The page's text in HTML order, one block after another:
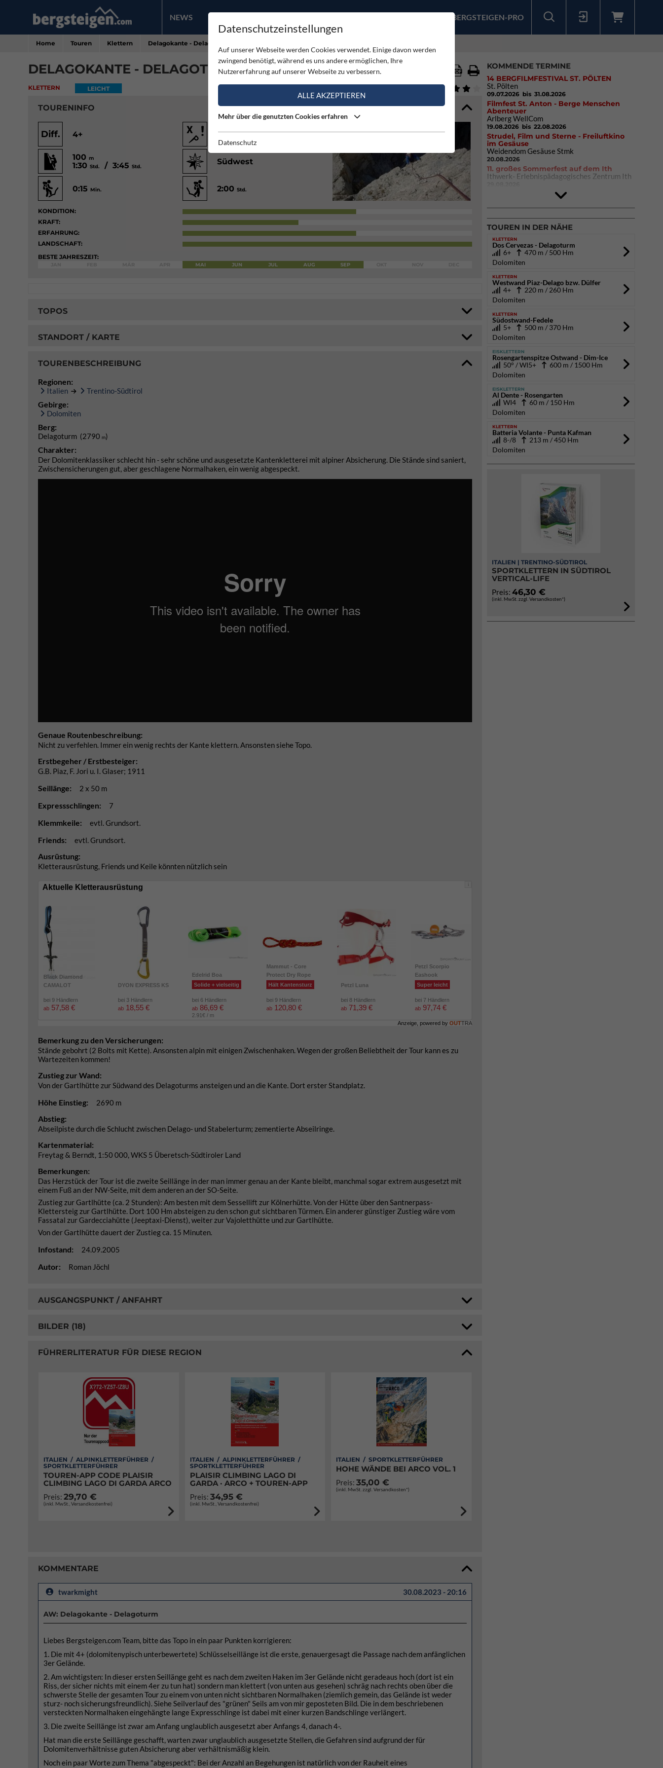
NEWS PRODUKTE BERGSTEIGEN-PRO
Home Touren Klettern Delagokante - Delagoturm
DELAGOKANTE - DELAGOTURM
KLETTERN LEICHT
TOURENINFO
Diff. 4+ Alpin
100m
1:30Std. / 3:45Std.
Südwest
0:15 Min. 2:00Std.
KONDITION:
KRAFT:
ERFAHRUNG:
LANDSCHAFT:
BESTE JAHRESZEIT:
MAI JUN JUL AUG SEP
TOPOS
STANDORT / KARTE
TOURENBESCHREIBUNG
Regionen:
Italien Trentino-Südtirol
Gebirge:
Dolomiten
Berg:
Delagoturm (2790 m)
Charakter:
Der Dolomitenklassiker schlecht hin - sehr schöne und ausgesetzte Kantenkletterei mit alpiner Absicherung. Die Stände sind saniert,
Zwischensicherungen gut, aber geschlagene Normalhaken, ein wenig abgespeckt.
Genaue Routenbeschreibung:
Nicht zu verfehlen. Immer ein wenig rechts der Kante klettern. Ansonsten siehe Topo.
Erstbegeher / Erstbesteiger:
G.B. Piaz, F. Jori u. I. Glaser; 1911
Seillänge: 2 x 50 m
Expressschlingen: 7
Klemmkeile: evtl. Grundsort.
Friends: evtl. Grundsort.
Ausrüstung:
Kletterausrüstung, Friends und Keile könnten nützlich sein
i
Aktuelle Kletterausrüstung
Black Diamond
CAMALOT
bei 9 Händlern
ab 57,58 €
DYON EXPRESS KS
bei 3 Händlern
ab 18,55 €
Edelrid Boa
Solide + vielseitig
bei 6 Händlern
ab 86,69 €
2.91€ / m
Mammut - Core
Protect Dry Rope
Hält Kantensturz
bei 9 Händlern
ab 120,80 €
Petzl Luna
bei 8 Händlern
ab 71,39 €
Petzl Scorpio
Eashook
Super leicht
bei 7 Händlern
ab 97,74 €
Anzeige, powered by OUTTRA
Bemerkung zu den Versicherungen:
Stände gebohrt (2 Bolts mit Kette). Ansonsten alpin mit einigen Zwischenhaken. Wegen der großen Beliebtheit der Tour kann es zu
Wartezeiten kommen!
Zustieg zur Wand:
Von der Gartlhütte zur Südwand des Delagoturms ansteigen und an die Kante. Dort erster Standplatz.
Höhe Einstieg: 2690 m
Abstieg:
Abseilpiste durch die Schlucht zwischen Delago- und Stabelerturm; zementierte Abseilringe.
Kartenmaterial:
Freytag & Berndt, 1:50 000, WKS 5 Überetsch-Südtiroler Land
Bemerkungen:
Das Herzstück der Tour ist die zweite Seillänge in der man immer genau an der Kante bleibt, manchmal sogar extrem ausgesetzt mit
einem Fuß an der NW-Seite, mit dem anderen an der SO-Seite.
Zustieg zur Gartlhütte (ca. 2 Stunden): Am besten mit dem Sessellift zur Kölnerhütte. Von der Hütte über den Santnerpass-
Klettersteig zur Gartlhütte. Dort 100 Hm absteigen zu den schon gut sichtbaren Türmen. Ein anderer günstiger Zustieg wäre vom
Fassatal zur Gardecciahütte (Jeeptaxi-Dienst), weiter zur Vajoletthütte und zur Gartlhütte.
Von der Gartlhütte dauert der Zustieg ca. 15 Minuten.
Infostand: 24.09.2005
Autor: Roman Jöchl
AUSGANGSPUNKT / ANFAHRT
BILDER (18)
FÜHRERLITERATUR FÜR DIESE REGION
ITALIEN / ALPINKLETTERFÜHRER /
SPORTKLETTERFÜHRER
TOUREN-APP CODE PLAISIR
CLIMBING LAGO DI GARDA ARCO
Preis: 29,70 €
(inkl. MwSt., Versandkostenfrei)
ITALIEN / ALPINKLETTERFÜHRER /
SPORTKLETTERFÜHRER
PLAISIR CLIMBING LAGO DI
GARDA · ARCO + TOUREN-APP
Preis: 34,95 €
(inkl. MwSt., Versandkostenfrei)
ITALIEN / SPORTKLETTERFÜHRER
HOHE WÄNDE BEI ARCO VOL. 1
Preis:35,00 €
(inkl. MwSt. zzgl. Versandkosten*)
KOMMENTARE
twarkmight 30.08.2023 - 20:16
AW: Delagokante - Delagoturm
Liebes Bergsteigen.com Team, bitte das Topo in ein paar Punkten korrigieren:
1. Die mit 4+ (dolomitenypisch unterbewertete) Schlüsselseillänge ist die erste, genauergesagt die Passage nach dem anfänglichen
3er Gelände.
2. Am wichtigsten: In dieser ersten Seillänge geht es nach dem zweiten Haken im 3er Gelände nicht geradeaus hoch (dort ist ein
Riss, der sicher nichts mit einem 4er zu tun hat) sondern man klettert (von unten aus gesehen) schräg nach rechts oben über die
schwerste Stelle der gesamten Tour zu einem von unten nicht sichtbaren Normalhaken (ziemlich gemein, das Gelände ist weder
sturz- noch sicherungsfreundlich). Siehe Seilverlauf des "grünen" Seils am von mir geposteten Bild. Die in dem beschriebenen
versteckten Normalhaken eingehängte lange Expresschlinge ist dabei mit einer kurzen Bandschlinge verlängert.
3. Die zweite Seillänge ist zwar am Anfang unglaublich ausgesetzt aber Anfangs 4, danach 4-.
Hat man die erste Seillänge geschafft, warten zwar unglaublich ausgesetzte Stellen, die Gefahren sind aufgrund der für
Dolomitenverhältnisse guten Absicherung aber verhältnismäßig klein.
Noch ein paar Worte zum Thema "abgespeckt": Bei der Anzahl an Begehungen ist natürlich von der Rauheit eines
KOMMENDE TERMINE
14 BERGFILMFESTIVAL ST. PÖLTEN
St. Pölten
09.07.2026 bis 31.08.2026
Filmfest St. Anton - Berge Menschen
Abenteuer
Arlberg WellCom
19.08.2026 bis 22.08.2026
Strudel, Film und Sterne - Freiluftkino
im Gesäuse
Weidendom Gesäuse Stmk
20.08.2026
11. großes Sommerfest auf dem Ith
Ithwerk- Erlebnispädagogisches Zentrum Ith
02.10.2026bis 04.10.2026
TOUREN IN DER NÄHE
KLETTERN
Dos Cervezas - Delagoturm
6+
470 m / 500 Hm
Dolomiten
KLETTERN
Westwand Piaz-Delago bzw. Dülfer
4+
220 m / 260 Hm
Dolomiten
KLETTERN
Südostwand-Fedele
5+
500 m / 370 Hm
Dolomiten
EISKLETTERN
Rosengartenspitze Ostwand - Dim-Ice
50° / WI5+
600 m / 1500 Hm
Dolomiten
EISKLETTERN
Al Dente - Rosengarten
WI4
60 m / 150 Hm
Dolomiten
KLETTERN
Batteria Volante - Punta Kafman
8-/8
213 m / 450 Hm
Dolomiten
ITALIEN | TRENTINO-SÜDTIROL
SPORTKLETTERN IN SÜDTIROL
VERTICAL-LIFE
Preis: 46,30 €
(inkl. MwSt. zzgl. Versandkosten*)
Datenschutzeinstellungen
Auf unserer Webseite werden Cookies verwendet. Einige davon werden
zwingend benötigt, während es uns andere ermöglichen, Ihre
Nutzererfahrung auf unserer Webseite zu verbessern.
ALLE AKZEPTIEREN
Mehr über die genutzten Cookies erfahren
Datenschutz